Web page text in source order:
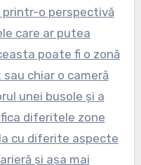
o perspectivă
care ar putea
poate fi o zonă
chiar o cameră
unei busole și a
diferitele zone
cu diferite aspecte
și așa mai